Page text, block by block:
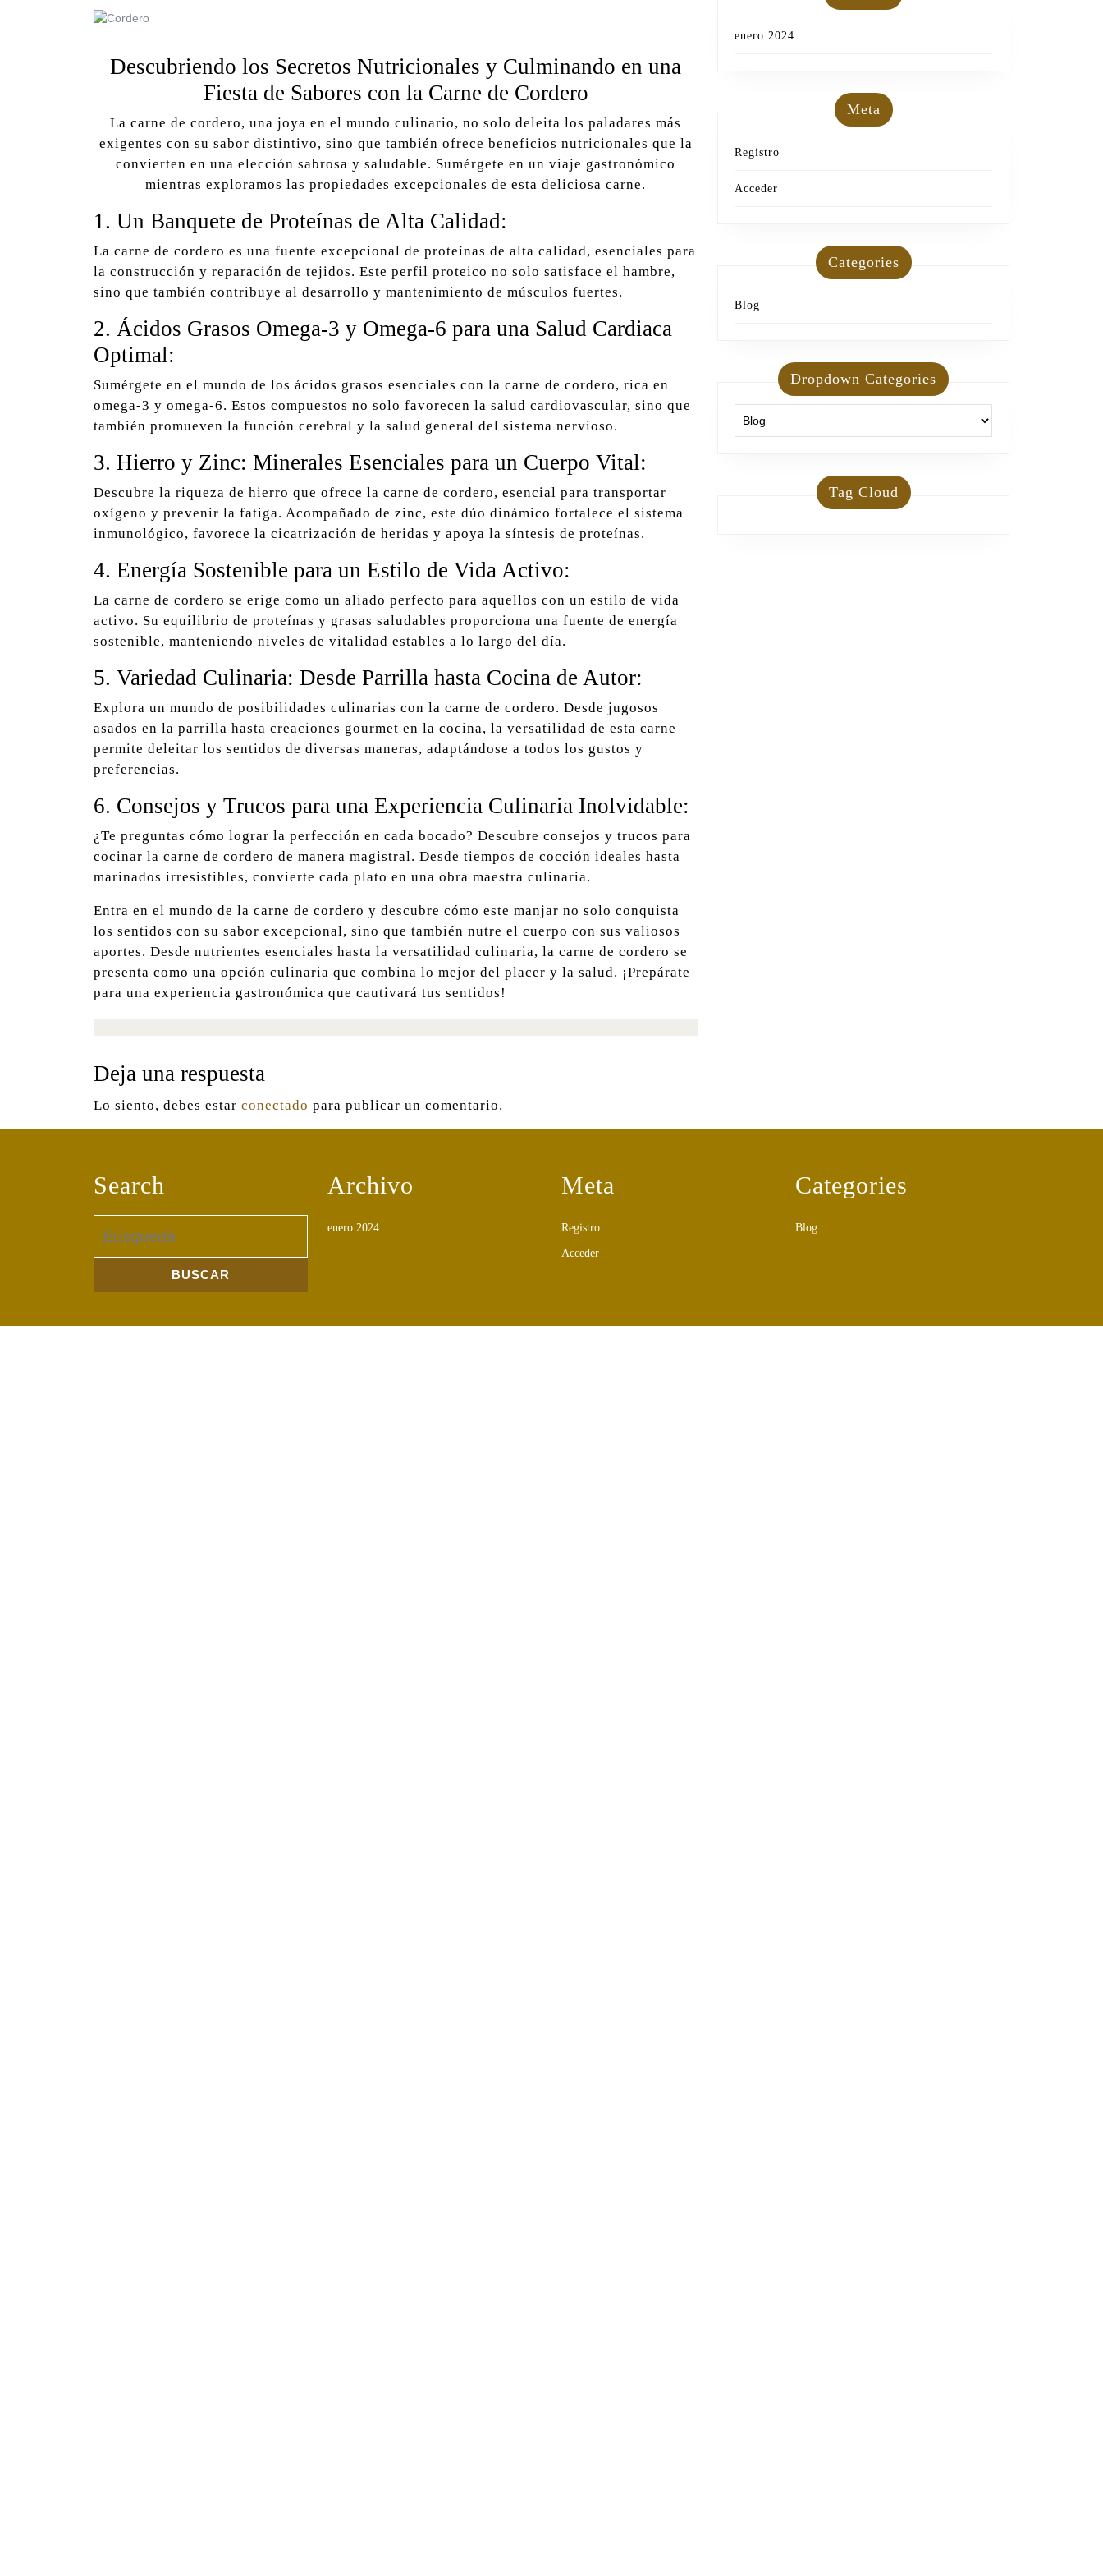
Descubriendo los Secretos Nutricionales y Culminando en una
Fiesta de Sabores con la Carne de Cordero
La carne de cordero, una joya en el mundo culinario, no solo deleita los paladares más
exigentes con su sabor distintivo, sino que también ofrece beneficios nutricionales que la
convierten en una elección sabrosa y saludable. Sumérgete en un viaje gastronómico
mientras exploramos las propiedades excepcionales de esta deliciosa carne.
1. Un Banquete de Proteínas de Alta Calidad:
La carne de cordero es una fuente excepcional de proteínas de alta calidad, esenciales para
la construcción y reparación de tejidos. Este perfil proteico no solo satisface el hambre,
sino que también contribuye al desarrollo y mantenimiento de músculos fuertes.
2. Ácidos Grasos Omega-3 y Omega-6 para una Salud Cardiaca
Optimal:
Sumérgete en el mundo de los ácidos grasos esenciales con la carne de cordero, rica en
omega-3 y omega-6. Estos compuestos no solo favorecen la salud cardiovascular, sino que
también promueven la función cerebral y la salud general del sistema nervioso.
3. Hierro y Zinc: Minerales Esenciales para un Cuerpo Vital:
Descubre la riqueza de hierro que ofrece la carne de cordero, esencial para transportar
oxígeno y prevenir la fatiga. Acompañado de zinc, este dúo dinámico fortalece el sistema
inmunológico, favorece la cicatrización de heridas y apoya la síntesis de proteínas.
4. Energía Sostenible para un Estilo de Vida Activo:
La carne de cordero se erige como un aliado perfecto para aquellos con un estilo de vida
activo. Su equilibrio de proteínas y grasas saludables proporciona una fuente de energía
sostenible, manteniendo niveles de vitalidad estables a lo largo del día.
5. Variedad Culinaria: Desde Parrilla hasta Cocina de Autor:
Explora un mundo de posibilidades culinarias con la carne de cordero. Desde jugosos
asados en la parrilla hasta creaciones gourmet en la cocina, la versatilidad de esta carne
permite deleitar los sentidos de diversas maneras, adaptándose a todos los gustos y
preferencias.
6. Consejos y Trucos para una Experiencia Culinaria Inolvidable:
¿Te preguntas cómo lograr la perfección en cada bocado? Descubre consejos y trucos para
cocinar la carne de cordero de manera magistral. Desde tiempos de cocción ideales hasta
marinados irresistibles, convierte cada plato en una obra maestra culinaria.
Entra en el mundo de la carne de cordero y descubre cómo este manjar no solo conquista
los sentidos con su sabor excepcional, sino que también nutre el cuerpo con sus valiosos
aportes. Desde nutrientes esenciales hasta la versatilidad culinaria, la carne de cordero se
presenta como una opción culinaria que combina lo mejor del placer y la salud. ¡Prepárate
para una experiencia gastronómica que cautivará tus sentidos!
Deja una respuesta
Lo siento, debes estar conectado para publicar un comentario.
enero 2024
Meta
Registro
Acceder
Categories
Blog
Dropdown Categories
Tag Cloud
Search Archivo
enero 2024
Meta
Registro
Acceder
Categories
Blog